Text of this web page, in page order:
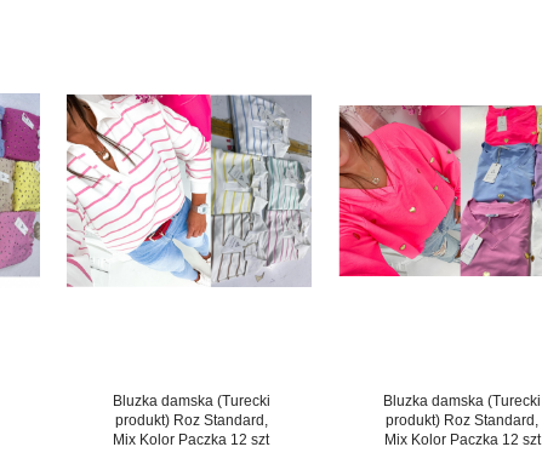
Bluzka damska (Turecki
produkt) Roz Standard,
Mix Kolor Paczka 12 szt
Bluzka damska (Turecki
produkt) Roz Standard,
Mix Kolor Paczka 12 szt